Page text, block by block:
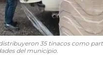
35 tinacos como
del municipio.